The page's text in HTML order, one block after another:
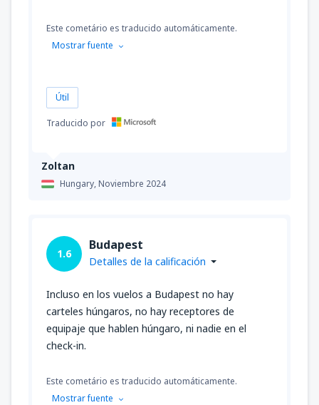
Zoltan
Hungary,Noviembre 2024
Este cometário es traducido automáticamente.
Mostrar fuente
Útil
Traducido por
1.6
Budapest
Detalles de la calificación
Incluso en los vuelos a Budapest no hay
carteles húngaros, no hay receptores de
equipaje que hablen húngaro, ni nadie en el
check-in.
Este cometário es traducido automáticamente.
Mostrar fuente